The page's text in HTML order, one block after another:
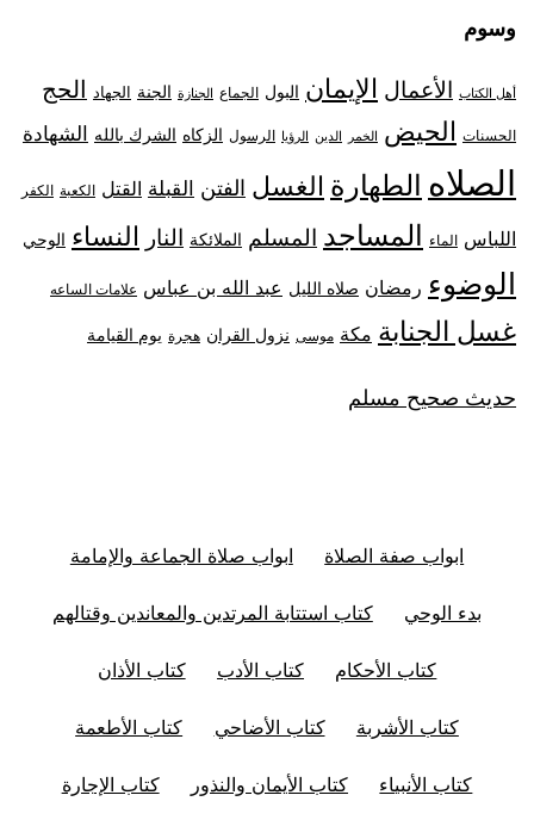
وسوم
أهل الكتاب الأعمال الإيمان البول الجماع الجنازة الجنة الجهاد الحج
الحسنات الحيض الخمر الدين الرؤيا الرسول الزكاه الشرك بالله الشهادة
الصلاه الطهارة الغسل الفتن القبلة القتل الكعبة الكفر
اللباس الماء المساجد المسلم الملائكة النار النساء الوحي
الوضوء رمضان صلاه الليل عبد الله بن عباس علامات الساعه
غسل الجنابة مكة موسى نزول القران هجرة يوم القيامة
حديث صحيح مسلم
ابواب صفة الصلاة ابواب صلاة الجماعة والإمامة
بدء الوحي كتاب استتابة المرتدين والمعاندين وقتالهم
كتاب الأحكام كتاب الأدب كتاب الأذان
كتاب الأشربة كتاب الأضاحي كتاب الأطعمة
كتاب الأنبياء كتاب الأيمان والنذور كتاب الإجارة